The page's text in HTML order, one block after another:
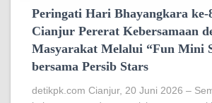
Peringati Hari Bhayangkara ke-
Cianjur Pererat Kebersamaan
Masyarakat Melalui “Fun Mini
bersama Persib Stars
detikpk.com Cianjur, 20 Juni 2026 –